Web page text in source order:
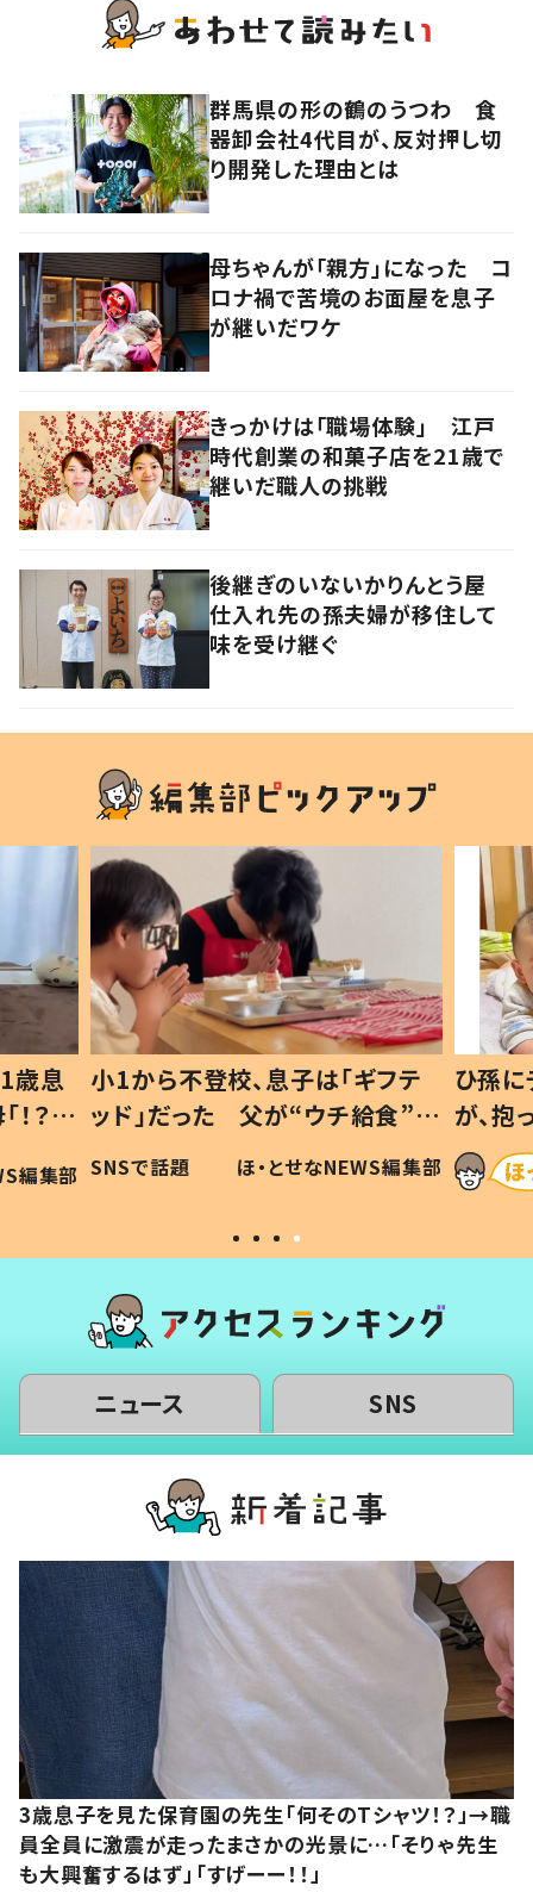
群馬県の形の鶴のうつわ 食
器卸会社4代目が、反対押し切
り開発した理由とは
母ちゃんが「親方」になった コ
ロナ禍で苦境のお面屋を息子
が継いだワケ
きっかけは「職場体験」 江戸
時代創業の和菓子店を21歳で
継いだ職人の挑戦
後継ぎのいないかりんとう屋
仕入れ先の孫夫婦が移住して
味を受け継ぐ
歳息
？」
編集部
小1から不登校、息子は「ギフテ
ッド」だった 父が“ウチ給食”を
作り続ける理由とは #令和の親
#令和の子
SNSで話題 ほ・とせなNEWS編集部
ひ孫
が、
「涙が
い」
ニュース SNS
3歳息子を見た保育園の先生「何そのTシャツ！？」→職
員全員に激震が走ったまさかの光景に…「そりゃ先生
も大興奮するはず」「すげーー！！」